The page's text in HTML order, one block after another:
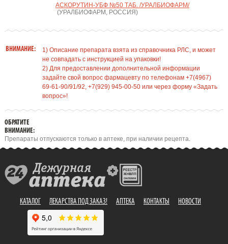
АСКОРУТИН-УБФ №50 ТАБ. /УРАЛБИОФАРМ/
(УРАЛБИОФАРМ, РОССИЯ)
ВНИМАНИЕ:
1) Описание препарата взята из справочника РЛС, и может
не совпадать с инструкцией на упаковки!
2) Для предоставлении дополнительной информации
задайте свой вопрос фармацевту по телефонам +7(4967)
69-61-90/91/92, +7(929) 945-00-50 или через форму «Задать
вопрос»!
ОБРАТИТЕ
ВНИМАНИЕ:
Препараты отпускаются только в аптеке, при наличии рецепта.
КАТАЛОГ ЛЕКАРСТВА ПОД ЗАКАЗ! АПТЕКА КОНТАКТЫ НОВОСТИ